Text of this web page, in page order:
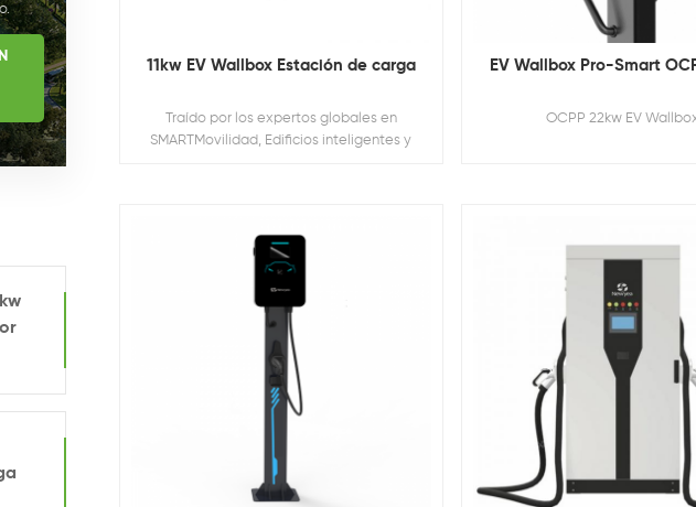
11kw EV Wallbox Estación de carga
Traído por los expertos globales en
SMARTMovilidad, Edificios inteligentes y
sostenible y informado por nuestra amplia
experiencia en e-movilidad.
EV Wallbox Pro-Smart
OCPP 22kw EV